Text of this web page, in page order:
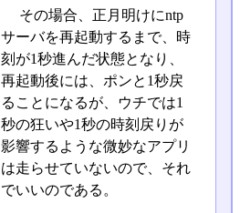
その場合、正月明けにntp
サーバを再起動するまで、時
刻が1秒進んだ状態となり、
再起動後には、ポンと1秒戻
ることになるが、ウチでは1
秒の狂いや1秒の時刻戻りが
影響するような微妙なアプリ
は走らせていないので、それ
でいいのである。